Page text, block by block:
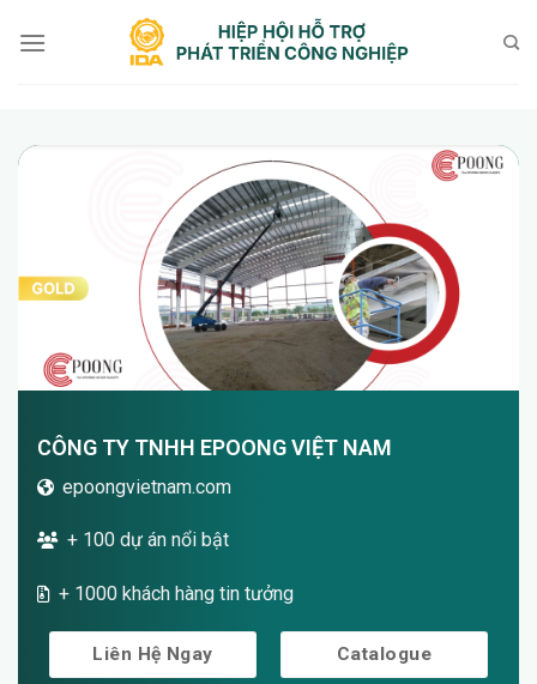
qua
CÔNG TY TNHH EPOONG VIỆT NAM
epoongvietnam.com
+ 100 dự án nổi bật
+ 1000 khách hàng tin tưởng
Liên Hệ Ngay Catalogue